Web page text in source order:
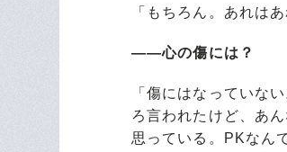
「もちろん。あれは
――心の傷には？
「傷にはなっていな
ろ言われたけど、あ
思っている。PKなん